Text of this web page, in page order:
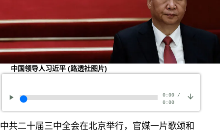
中国领导人习近平(路透社图片)
0:00/
0:00
中共二十届三中全会在北京举行，官媒一片歌颂和